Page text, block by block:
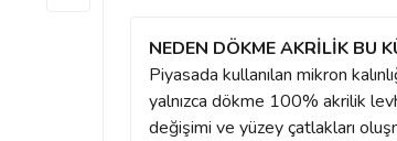
NEDEN DÖKME AKRİLİK BU
Piyasada kullanılan mikron
yalnızca dökme 100% akrilik
değişimi ve yüzey çatlakları